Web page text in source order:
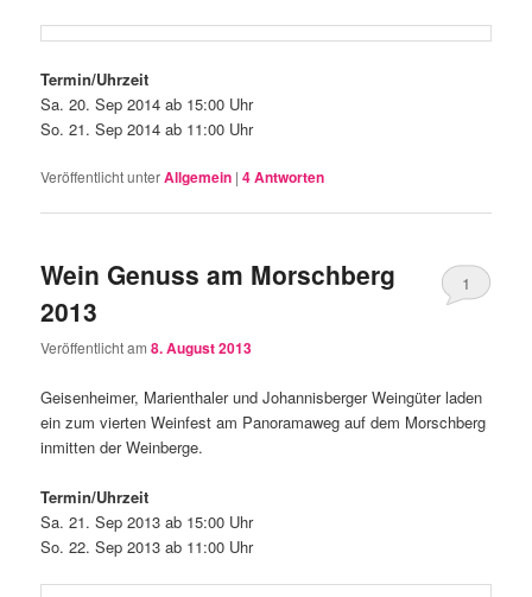
Termin/Uhrzeit
Sa. 20. Sep 2014 ab 15:00 Uhr
So. 21. Sep 2014 ab 11:00 Uhr
Veröffentlicht unterAllgemein |4Antworten
Wein Genuss am Morschberg
2013
Veröffentlicht am8. August 2013
1
Geisenheimer, Marienthaler und Johannisberger Weingüter laden
ein zum vierten Weinfest am Panoramaweg auf dem Morschberg
inmitten der Weinberge.
Termin/Uhrzeit
Sa. 21. Sep 2013 ab 15:00 Uhr
So. 22. Sep 2013 ab 11:00 Uhr